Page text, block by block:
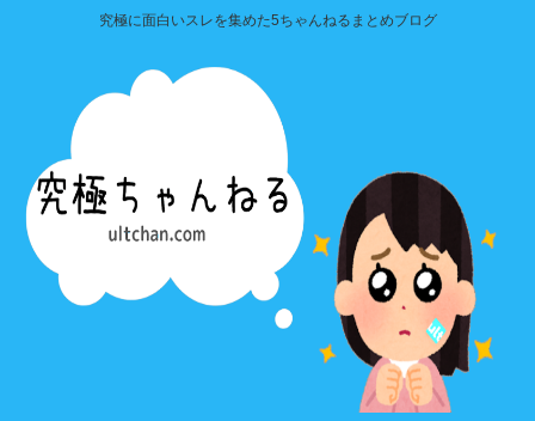
究極に面白いスレを集めた5ちゃんねるまとめブログ